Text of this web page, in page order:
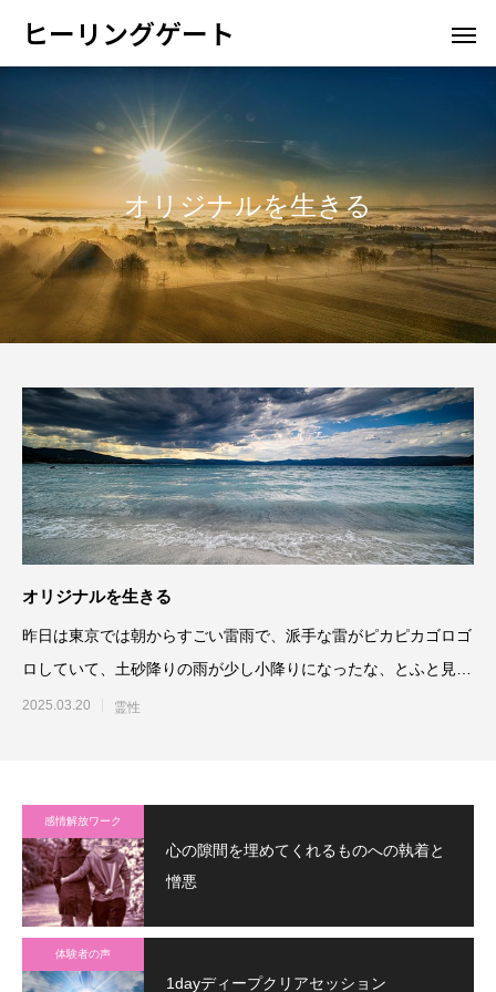
ヒーリングゲート
オリジナルを生きる
オリジナルを生きる
昨日は東京では朝からすごい雷雨で、派手な雷がピカピカゴロゴ
ロしていて、土砂降りの雨が少し小降りになったな、とふと見れ
ば、今度は雪に
2025.03.20 霊性
感情解放ワーク
心の隙間を埋めてくれるものへの執着と
憎悪
体験者の声
1dayディープクリアセッション